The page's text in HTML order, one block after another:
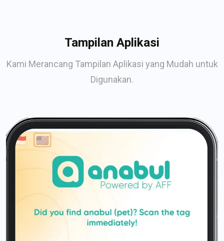
Tampilan Aplikasi
Kami Merancang Tampilan Aplikasi yang Mudah untuk
Digunakan.